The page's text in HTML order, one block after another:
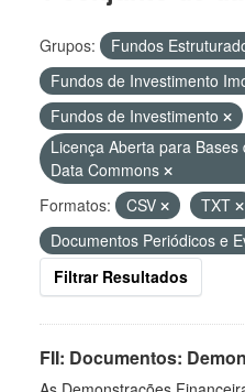
Grupos:
Fundos
Fundos de Investimento
Fundos de Investimento
Licença Aberta para
Data Commons
Formatos:
CSV TXT
Documentos Periódicos e
Filtrar Resultados
FII: Documentos: